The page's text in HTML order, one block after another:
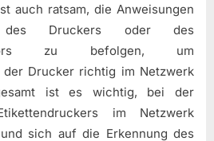
auch ratsam, die Anweisungen
des Druckers oder des
zu befolgen, um
der Drucker richtig im Netzwerk
ist es wichtig, bei der
im Netzwerk
sich auf die Erkennung des